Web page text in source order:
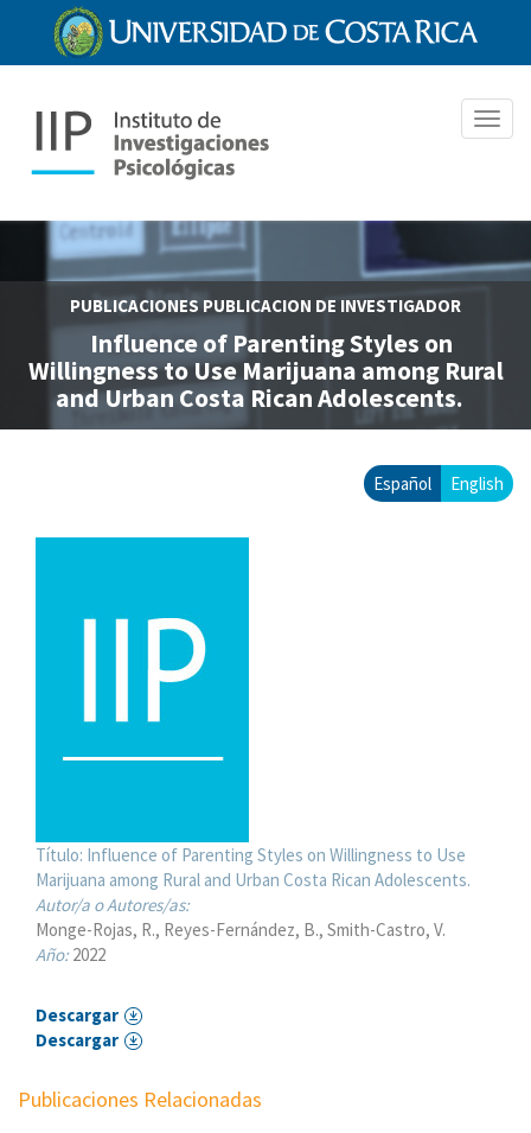
contenido
PUBLICACIONES PUBLICACION DE INVESTIGADOR
Influence of Parenting Styles on
Willingness to Use Marijuana among Rural
and Urban Costa Rican Adolescents.
Español English
Título: Influence of Parenting Styles on Willingness to Use
Marijuana among Rural and Urban Costa Rican Adolescents.
Autor/a o Autores/as:
Monge-Rojas, R. Reyes-Fernández, B. Smith-Castro, V.
Año:2022
Descargar
Descargar
Publicaciones Relacionadas